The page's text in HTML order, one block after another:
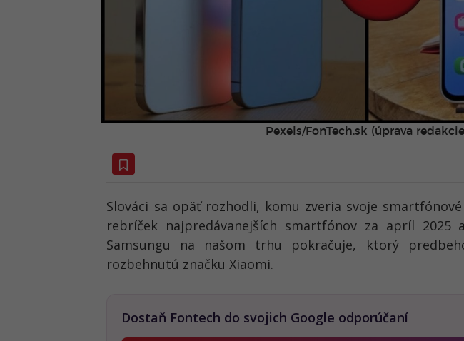
Pexels/FonTech.sk (úprava
Slováci sa opäť rozhodli, komu zveria svoje
rebríček najpredávanejších smartfónov za apríl 2025
Samsungu na našom trhu pokračuje, ktorý
rozbehnutú značku Xiaomi.
Dostaň Fontech do svojich Google odporúčaní